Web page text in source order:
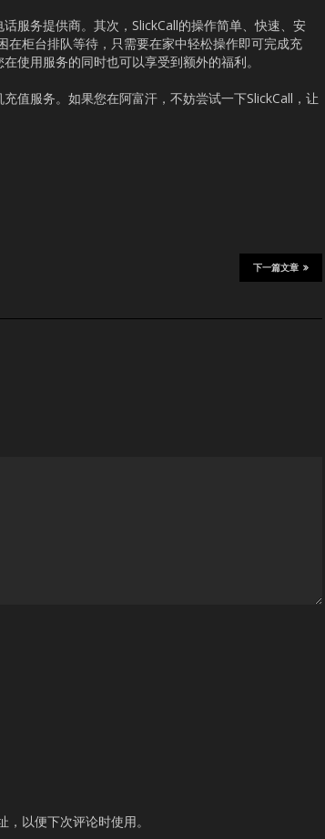
服务提供商。其次，SlickCall的操作简单、快速、安
柜台排队等待，只需要在家中轻松操作即可完成充
使用服务的同时也可以享受到额外的福利。
值服务。如果您在阿富汗，不妨尝试一下SlickCall，让
下一篇文章
以便下次评论时使用。